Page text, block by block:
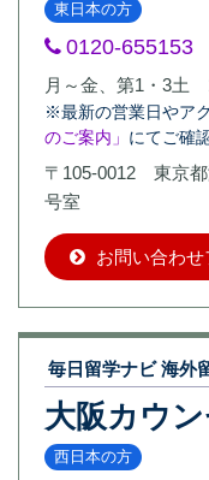
東日本の方
0120-655153
月～金、第1・3土
※最新の営業日やア
のご案内」 にてご確
〒105-0012 東京都
号室
お問い合わせ
毎日留学ナビ 海外
大阪カウ
西日本の方